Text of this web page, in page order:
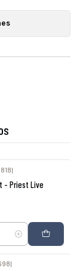
|
- Priest Live